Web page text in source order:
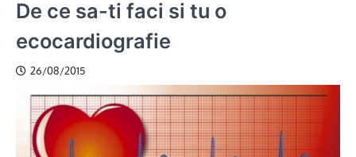
De ce sa-ti faci si tu o
ecocardiografie
26/08/2015